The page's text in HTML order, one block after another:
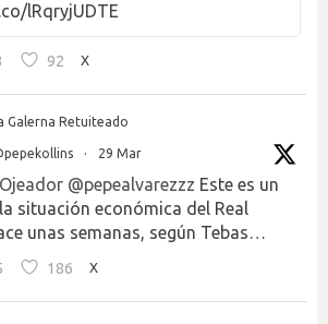
lRqryjUDTE
92 X
Galerna Retuiteado
· 29 Mar
@pepealvarezzz Este es un
situación económica del Real
unas semanas, según Tebas…
186 X